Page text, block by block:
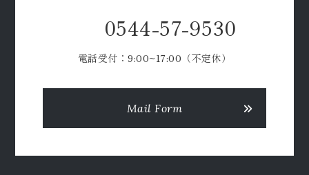
0544-57-9530
電話受付：9:00~17:00（不定休）
Mail Form